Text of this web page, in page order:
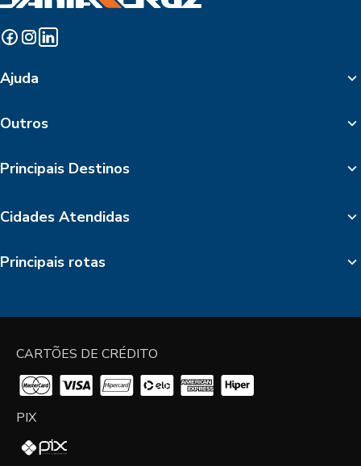
Ajuda
Outros
Principais Destinos
Cidades Atendidas
Principais rotas
CARTÕES DE CRÉDITO
PIX